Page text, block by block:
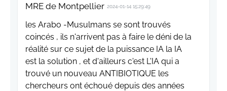
MRE de Montpellier 2024-01-14 15:29:49
les Arabo -Musulmans se sont trouvés
coincés , ils n'arrivent pas à faire le déni de la
réalité sur ce sujet de la puissance IA la IA
est la solution , et d'ailleurs c'est L'IA qui a
trouvé un nouveau ANTIBIOTIQUE les
chercheurs ont échoué depuis des années